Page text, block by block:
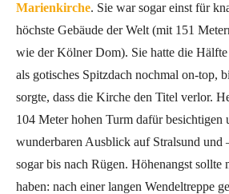
Marienkirche. Sie war sogar einst für
höchste Gebäude der Welt (mit 151
wie der Kölner Dom). Sie hatte die
als gotisches Spitzdach nochmal on-top,
sorgte, dass die Kirche den Titel verlor.
104 Meter hohen Turm dafür besichtigen
wunderbaren Ausblick auf Stralsund und
sogar bis nach Rügen. Höhenangst sollte
haben: nach einer langen Wendeltreppe